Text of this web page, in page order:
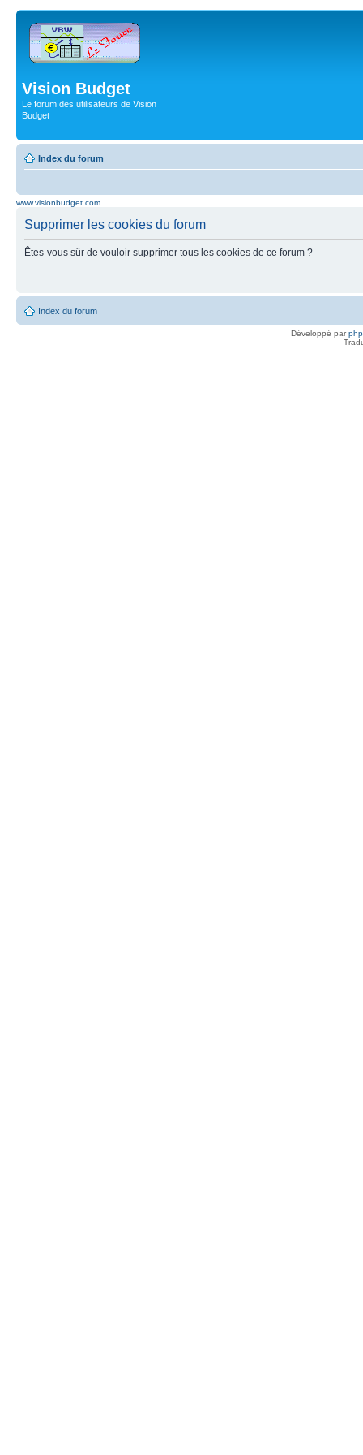
Vision Budget
Le forum des utilisateurs de Vision
Budget
Index du forum
www.visionbudget.com
Supprimer les cookies du forum
Êtes-vous sûr de vouloir supprimer tous les cookies de ce forum ?
Index du forum
Développé par